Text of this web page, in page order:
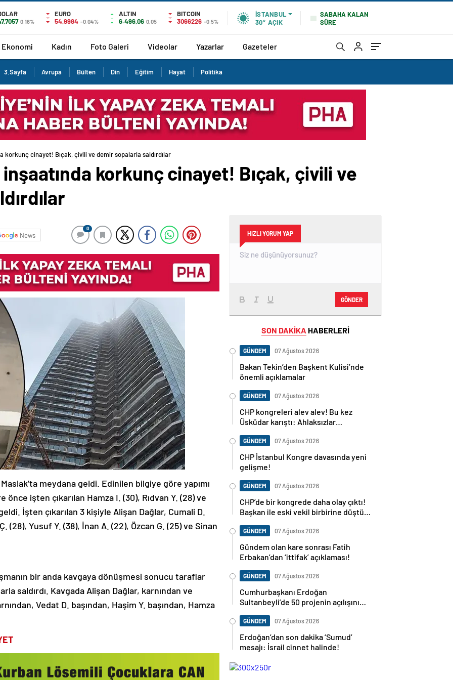
0.16%
EURO
54,9984 -0.04%
ALTIN
6.496,06 0,05
BITCOIN
3066226 -0.5%
İSTANBUL
30° AÇIK
SABAHA KALAN
SÜRE
Ekonomi Kadın Foto Galeri Videolar Yazarlar Gazeteler
3.Sayfa Avrupa Bülten Din Eğitim Hayat Politika
korkunç cinayet! Bıçak, çivili ve demir sopalarla saldırdılar
korkunç cinayet! Bıçak, çivili ve
News
0
meydana geldi. Edinilen bilgiye göre yapımı
işten çıkarılan Hamza I. (30), Rıdvan Y. (28) ve
İşten çıkarılan 3 kişiyle Alişan Dağlar, Cumali D.
(28), Yusuf Y. (38), İnan A. (22), Özcan G. (25) ve Sinan
bir anda kavgaya dönüşmesi sonucu taraflar
saldırdı. Kavgada Alişan Dağlar, karnından ve
Vedat D. başından, Haşim Y. başından, Hamza
HIZLI YORUM YAP
GÖNDER
SON DAKİKA HABERLERİ
GÜNDEM 07 Ağustos 2026
Bakan Tekin’den Başkent Kulisi’nde
önemli açıklamalar
GÜNDEM 07 Ağustos 2026
CHP kongreleri alev alev! Bu kez
Üsküdar karıştı: Ahlaksızlar…
GÜNDEM 07 Ağustos 2026
CHP İstanbul Kongre davasında yeni
gelişme!
GÜNDEM 07 Ağustos 2026
CHP’de bir kongrede daha olay çıktı!
Başkan ile eski vekil birbirine düştü…
GÜNDEM 07 Ağustos 2026
Gündem olan kare sonrası Fatih
Erbakan’dan ‘ittifak’ açıklaması!
GÜNDEM 07 Ağustos 2026
Cumhurbaşkanı Erdoğan
Sultanbeyli’de 50 projenin açılışını
GÜNDEM 07 Ağustos 2026
Erdoğan’dan son dakika ‘Sumud’
mesajı: İsrail cinnet halinde!